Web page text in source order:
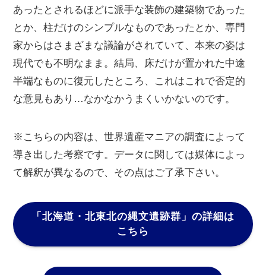
あったとされるほどに派手な装飾の建築物であった
とか、柱だけのシンプルなものであったとか、専門
家からはさまざまな議論がされていて、本来の姿は
現代でも不明なまま。結局、床だけが置かれた中途
半端なものに復元したところ、これはこれで否定的
な意見もあり…なかなかうまくいかないのです。
※こちらの内容は、世界遺産マニアの調査によって
導き出した考察です。データに関しては媒体によっ
て解釈が異なるので、その点はご了承下さい。
「北海道・北東北の縄文遺跡群」 の詳細は
こちら